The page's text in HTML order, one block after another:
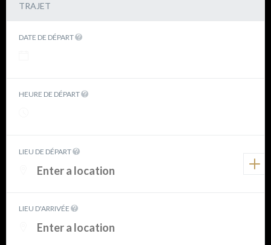
TRAJET
DATE DE DÉPART
HEURE DE DÉPART
LIEU DE DÉPART
LIEU D'ARRIVÉE